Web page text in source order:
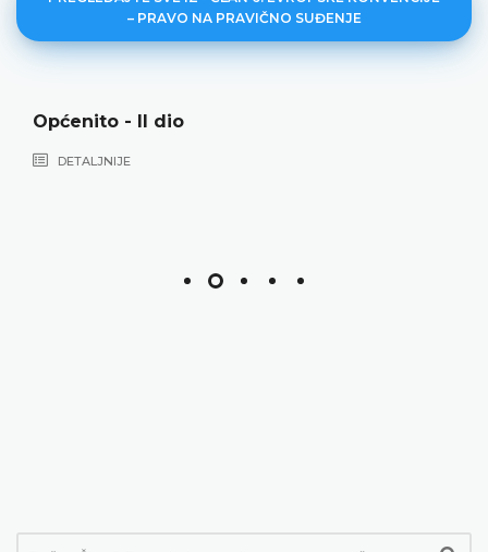
– PRAVO NA PRAVIČNO SUĐENJE
Općenito - II dio
DETALJNIJE